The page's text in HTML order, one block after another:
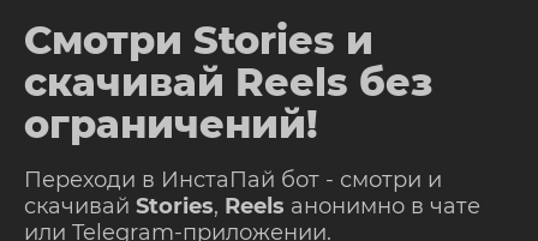
Смотри Stories и
скачивай Reels без
ограничений!
Переходи в ИнстаПай бот - смотри и
скачивай Stories, Reels анонимно в чате
или Telegram-приложении.